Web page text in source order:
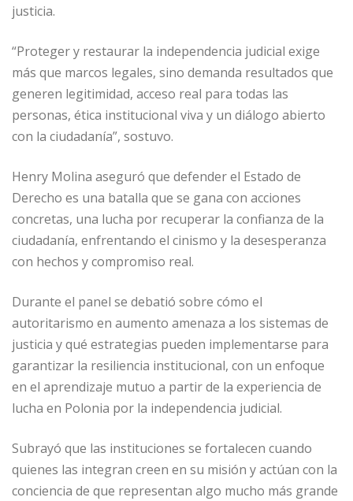
justicia.
“Proteger y restaurar la independencia judicial exige
más que marcos legales, sino demanda resultados que
generen legitimidad, acceso real para todas las
personas, ética institucional viva y un diálogo abierto
con la ciudadanía”, sostuvo.
Henry Molina aseguró que defender el Estado de
Derecho es una batalla que se gana con acciones
concretas, una lucha por recuperar la confianza de la
ciudadanía, enfrentando el cinismo y la desesperanza
con hechos y compromiso real.
Durante el panel se debatió sobre cómo el
autoritarismo en aumento amenaza a los sistemas de
justicia y qué estrategias pueden implementarse para
garantizar la resiliencia institucional, con un enfoque
en el aprendizaje mutuo a partir de la experiencia de
lucha en Polonia por la independencia judicial.
Subrayó que las instituciones se fortalecen cuando
quienes las integran creen en su misión y actúan con la
conciencia de que representan algo mucho más grande